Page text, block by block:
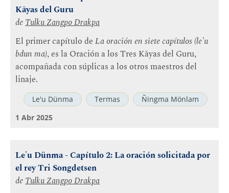
Kāyas del Guru
deTulku Zangpo Drakpa
El primer capítulo de La oración en siete capítulos (le'u
bdun ma), es la Oración a los Tres Kāyas del Guru,
acompañada con súplicas a los otros maestros del
linaje.
Le'u Dünma Termas
Ñingma Mönlam
1 Abr 2025
Le'u Dünma - Capítulo 2: La oración solicitada por
el rey Tri Songdetsen
deTulku Zangpo Drakpa